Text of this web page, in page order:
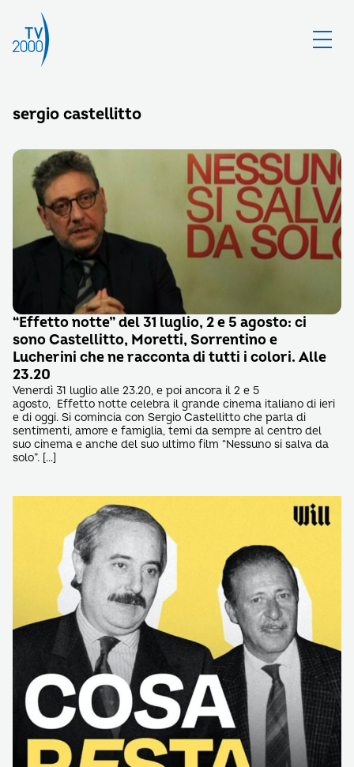
sergio castellitto
“Effetto notte” del 31 luglio, 2 e 5 agosto: ci
sono Castellitto, Moretti, Sorrentino e
Lucherini che ne racconta di tutti i colori. Alle
23.20
Venerdì 31 luglio alle 23.20, e poi ancora il 2 e 5
agosto, Effetto notte celebra il grande cinema italiano di ieri
e di oggi. Si comincia con Sergio Castellitto che parla di
sentimenti, amore e famiglia, temi da sempre al centro del
suo cinema e anche del suo ultimo film “Nessuno si salva da
solo”. […]